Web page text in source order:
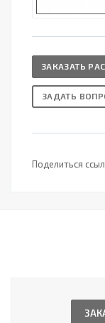
ЗАКАЗАТЬ
ЗАДАТЬ
Поделиться